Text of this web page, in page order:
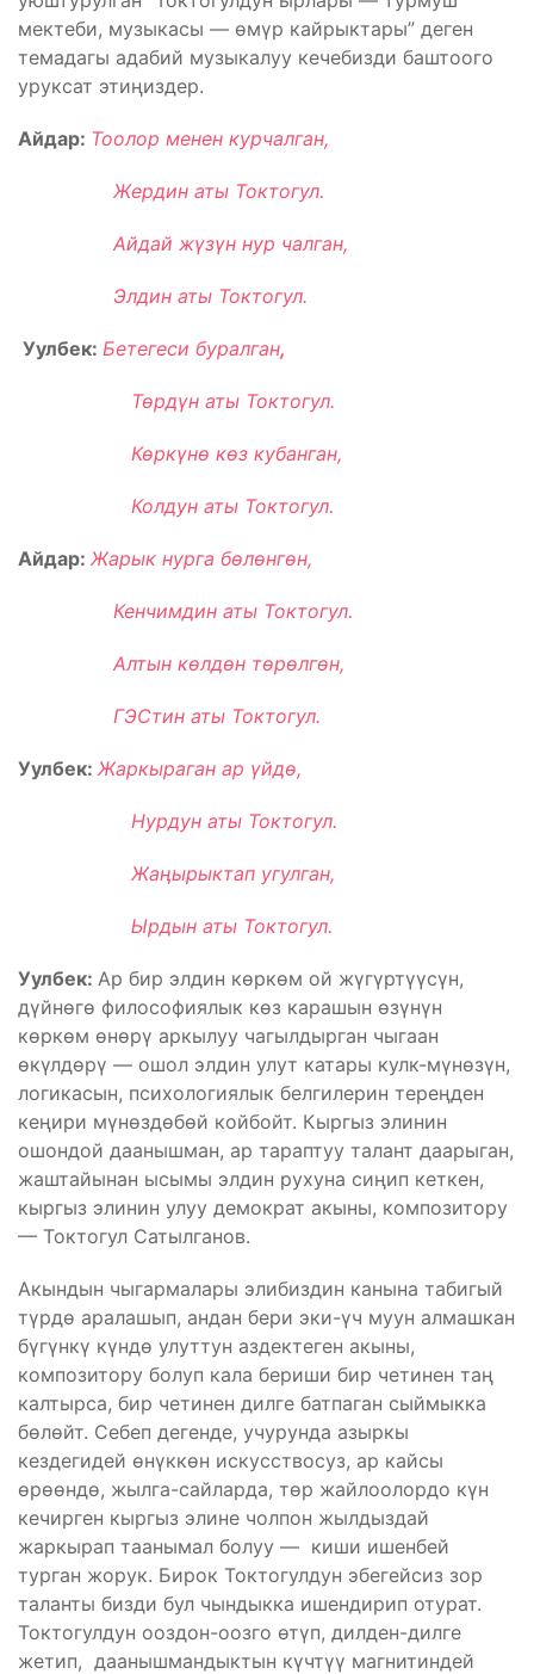
мектеби, музыкасы — өмүр кайрыктары” деген
темадагы адабий музыкалуу кечебизди баштоого
уруксат этиңиздер.
Айдар: Тоолор менен курчалган,
Жердин аты Токтогул.
Айдай жүзүн нур чалган,
Элдин аты Токтогул.
Уулбек: Бетегеси буралган,
Төрдүн аты Токтогул.
Көркүнө көз кубанган,
Колдун аты Токтогул.
Айдар: Жарык нурга бөлөнгөн,
Кенчимдин аты Токтогул.
Алтын көлдөн төрөлгөн,
ГЭСтин аты Токтогул.
Уулбек: Жаркыраган ар үйдө,
Нурдун аты Токтогул.
Жаңырыктап угулган,
Ырдын аты Токтогул.
Уулбек: Ар бир элдин көркөм ой жүгүртүүсүн,
дүйнөгө философиялык көз карашын өзүнүн
көркөм өнөрү аркылуу чагылдырган чыгаан
өкүлдөрү — ошол элдин улут катары кулк-мүнөзүн,
логикасын, психологиялык белгилерин тереңден
кеңири мүнөздөбөй койбойт. Кыргыз элинин
ошондой даанышман, ар тараптуу талант даарыган,
жаштайынан ысымы элдин рухуна сиңип кеткен,
кыргыз элинин улуу демократ акыны, композитору
— Токтогул Сатылганов.
Акындын чыгармалары элибиздин канына табигый
түрдө аралашып, андан бери эки-үч муун алмашкан
бүгүнкү күндө улуттун аздектеген акыны,
композитору болуп кала бериши бир четинен таң
калтырса, бир четинен дилге батпаган сыймыкка
бөлөйт. Себеп дегенде, учурунда азыркы
кездегидей өнүккөн искусствосуз, ар кайсы
өрөөндө, жылга-сайларда, төр жайлоолордо күн
кечирген кыргыз элине чолпон жылдыздай
жаркырап таанымал болуу — киши ишенбей
турган жорук. Бирок Токтогулдун эбегейсиз зор
таланты бизди бул чындыкка ишендирип отурат.
Токтогулдун ооздон-оозго өтүп, дилден-дилге
жетип, даанышмандыктын күчтүү магнитиндей